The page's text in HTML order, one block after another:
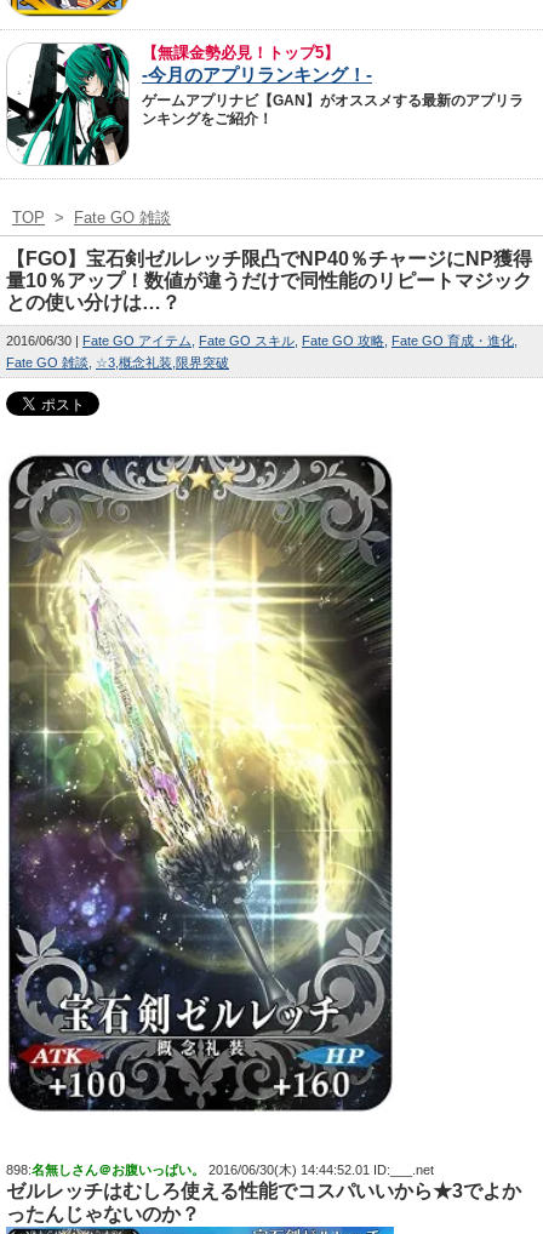
【無課金勢必見！トップ5】
-今月のアプリランキング！-
ゲームアプリナビ【GAN】がオススメする最新のアプリラ
ンキングをご紹介！
TOP > Fate GO 雑談
【FGO】宝石剣ゼルレッチ限凸でNP40％チャージにNP獲得
量10％アップ！数値が違うだけで同性能のリピートマジック
との使い分けは…？
2016/06/30 Fate GO アイテム Fate GO スキル Fate GO 攻略
Fate GO 育成・進化
Fate GO 雑談 ☆3 概念礼装 限界突破
898:名無しさん＠お腹いっぱい。 2016/06/30(木) 14:44:52.01 ID:___.net
ゼルレッチはむしろ使える性能でコスパいいから★3でよか
ったんじゃないのか？